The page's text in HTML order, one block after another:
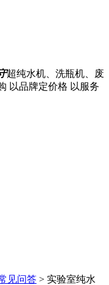
超纯水机、洗瓶机、废
以品牌定价格 以服务
见问答 > 实验室纯水